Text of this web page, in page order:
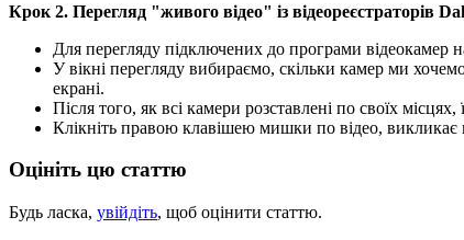
Крок 2. Перегляд "живого відео" із відеореєстраторів
Для перегляду підключених до програми відеокамер
У вікні перегляду вибираємо, скільки камер ми
екрані.
Після того, як всі камери розставлені по своїх
Клікніть правою клавішею мишки по відео, викликає
Оцініть цю статтю
Будь ласка, увійдіть, щоб оцінити статтю.